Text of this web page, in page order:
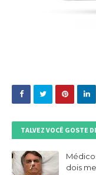
TALVEZ VOCÊ GOSTE
dois